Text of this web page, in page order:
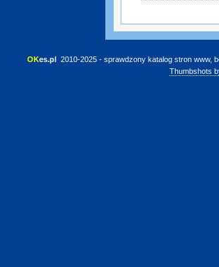
OKes.pl 2010-2025 - sprawdzony katalog stron www,
Thumbshots